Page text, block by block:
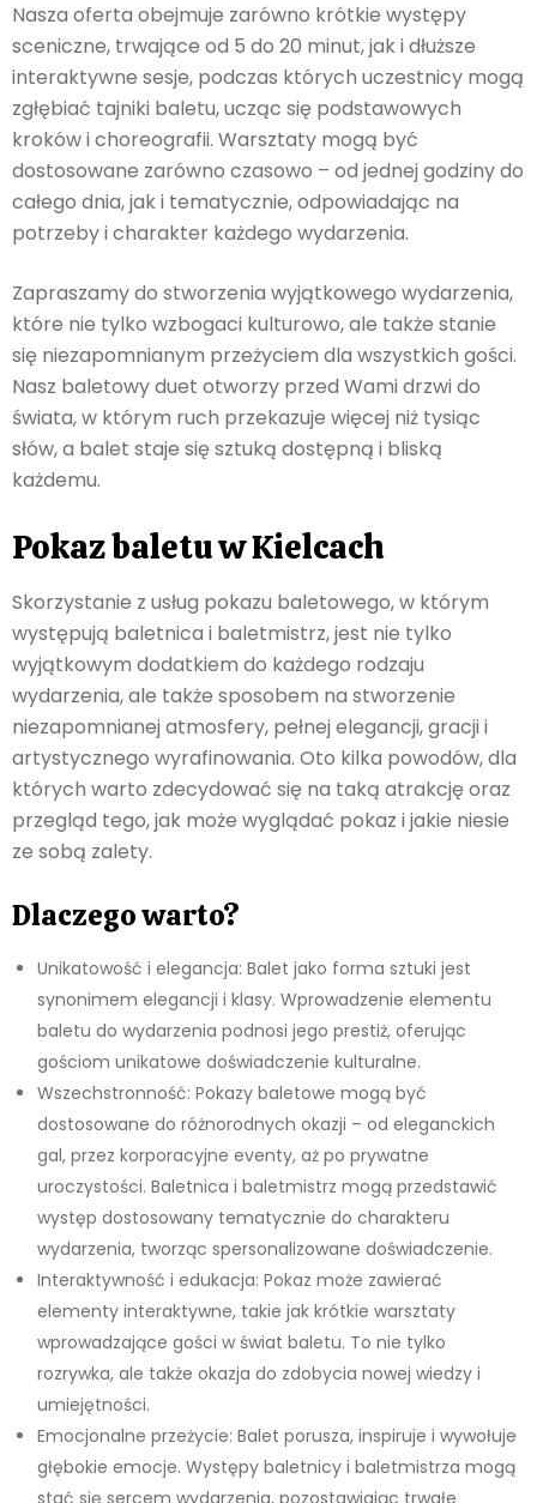
Nasza oferta obejmuje zarówno krótkie występy
sceniczne, trwające od 5 do 20 minut, jak i dłuższe
interaktywne sesje, podczas których uczestnicy mogą
zgłębiać tajniki baletu, ucząc się podstawowych
kroków i choreografii. Warsztaty mogą być
dostosowane zarówno czasowo – od jednej godziny do
całego dnia, jak i tematycznie, odpowiadając na
potrzeby i charakter każdego wydarzenia.
Zapraszamy do stworzenia wyjątkowego wydarzenia,
które nie tylko wzbogaci kulturowo, ale także stanie
się niezapomnianym przeżyciem dla wszystkich gości.
Nasz baletowy duet otworzy przed Wami drzwi do
świata, w którym ruch przekazuje więcej niż tysiąc
słów, a balet staje się sztuką dostępną i bliską
każdemu.
Pokaz baletu w Kielcach
Skorzystanie z usług pokazu baletowego, w którym
występują baletnica i baletmistrz, jest nie tylko
wyjątkowym dodatkiem do każdego rodzaju
wydarzenia, ale także sposobem na stworzenie
niezapomnianej atmosfery, pełnej elegancji, gracji i
artystycznego wyrafinowania. Oto kilka powodów, dla
których warto zdecydować się na taką atrakcję oraz
przegląd tego, jak może wyglądać pokaz i jakie niesie
ze sobą zalety.
Dlaczego warto?
Unikatowość i elegancja: Balet jako forma sztuki jest
synonimem elegancji i klasy. Wprowadzenie elementu
baletu do wydarzenia podnosi jego prestiż, oferując
gościom unikatowe doświadczenie kulturalne.
Wszechstronność: Pokazy baletowe mogą być
dostosowane do różnorodnych okazji – od eleganckich
gal, przez korporacyjne eventy, aż po prywatne
uroczystości. Baletnica i baletmistrz mogą przedstawić
występ dostosowany tematycznie do charakteru
wydarzenia, tworząc spersonalizowane doświadczenie.
Interaktywność i edukacja: Pokaz może zawierać
elementy interaktywne, takie jak krótkie warsztaty
wprowadzające gości w świat baletu. To nie tylko
rozrywka, ale także okazja do zdobycia nowej wiedzy i
umiejętności.
Emocjonalne przeżycie: Balet porusza, inspiruje i wywołuje
głębokie emocje. Występy baletnicy i baletmistrza mogą